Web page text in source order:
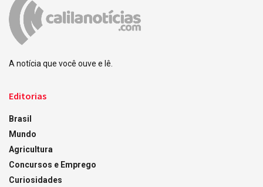
A notícia que você ouve e lê.
Editorias
Brasil
Mundo
Agricultura
Concursos e Emprego
Curiosidades